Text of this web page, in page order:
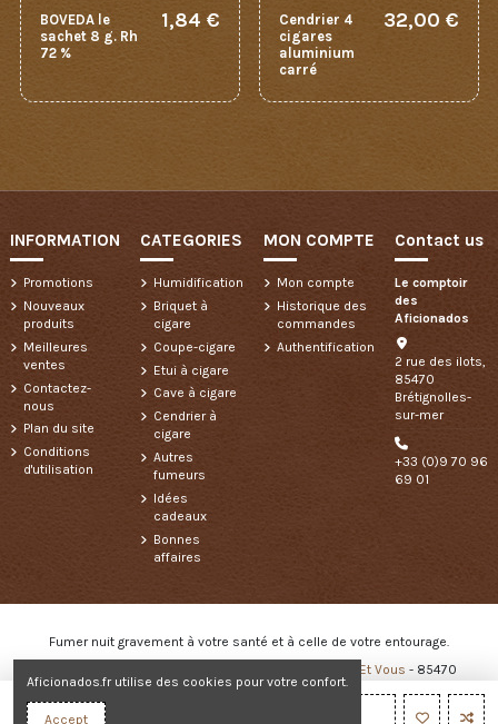
BOVEDA le
sachet 8 g. Rh
72 %
1,84 €
Cendrier 4
cigares
aluminium
carré
32,00 €
INFORMATION
Promotions
Nouveaux
produits
Meilleures
ventes
Contactez-
nous
Plan du site
Conditions
d'utilisation
CATEGORIES
Humidification
Briquet à
cigare
Coupe-cigare
Etui à cigare
Cave à cigare
Cendrier à
cigare
Autres
fumeurs
Idées
cadeaux
Bonnes
affaires
MON COMPTE
Mon compte
Historique des
commandes
Authentification
Contact us
Le comptoir
des
Aficionados
2 rue des ilots,
85470
Brétignolles-
sur-mer
+33 (0)9 70 96
69 01
Fumer nuit gravement à votre santé et à celle de votre entourage.
Des Clics Et Vous - 85470
Brétignolles sur Mer - 85800 Saint Gilles Croix de Vie
Aficionados.fr utilise des cookies pour votre confort.
Accept